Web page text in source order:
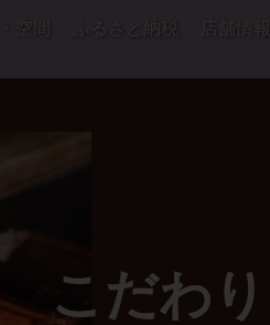
空間 ふるさと納税 店舗情報
こだわり